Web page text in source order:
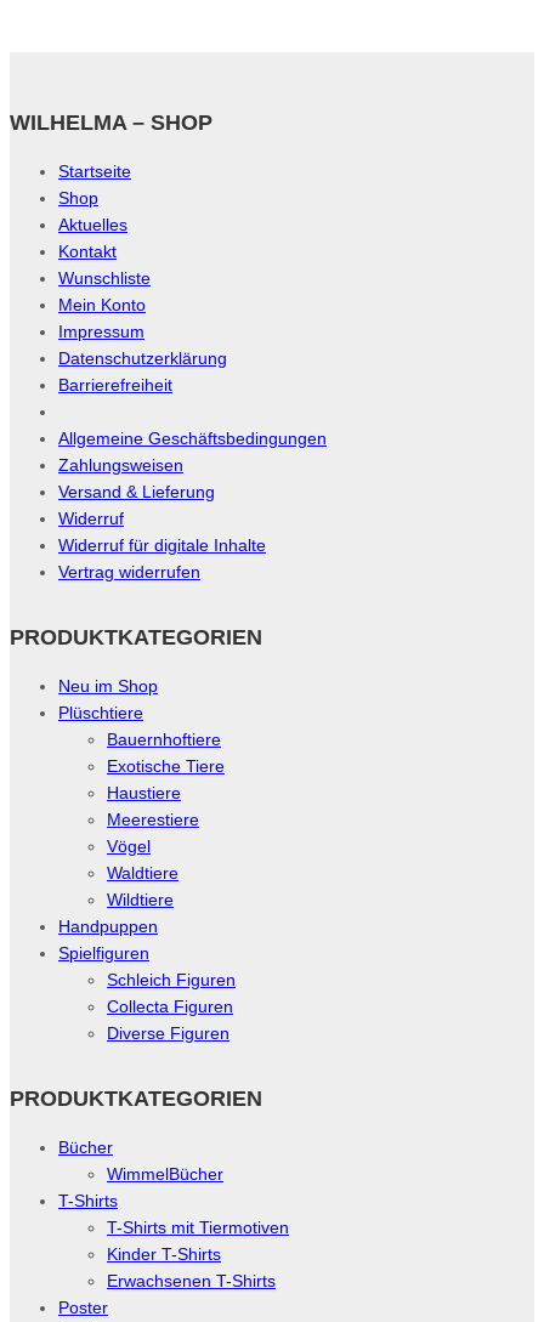
WILHELMA – SHOP
Startseite
Shop
Aktuelles
Kontakt
Wunschliste
Mein Konto
Impressum
Datenschutzerklärung
Barrierefreiheit
Allgemeine Geschäftsbedingungen
Zahlungsweisen
Versand & Lieferung
Widerruf
Widerruf für digitale Inhalte
Vertrag widerrufen
PRODUKTKATEGORIEN
Neu im Shop
Plüschtiere
Bauernhoftiere
Exotische Tiere
Haustiere
Meerestiere
Vögel
Waldtiere
Wildtiere
Handpuppen
Spielfiguren
Schleich Figuren
Collecta Figuren
Diverse Figuren
PRODUKTKATEGORIEN
Bücher
WimmelBücher
T-Shirts
T-Shirts mit Tiermotiven
Kinder T-Shirts
Erwachsenen T-Shirts
Poster